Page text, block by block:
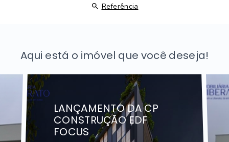
Referência
Aqui está o imóvel que você deseja!
LANÇAMENTO DA CP
CONSTRUÇÃO EDF
FOCUS